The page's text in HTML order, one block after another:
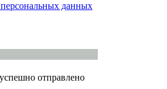
данных
отправлено